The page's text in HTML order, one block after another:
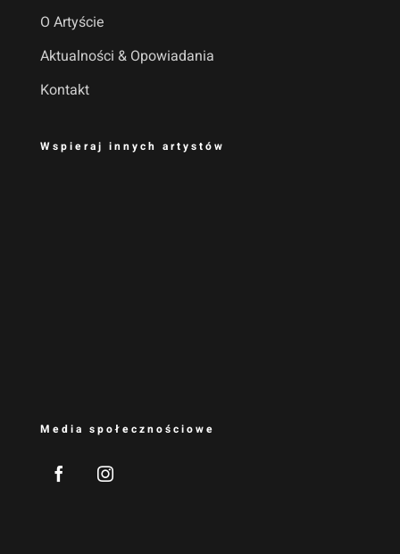
O Artyście
Aktualności & Opowiadania
Kontakt
Wspieraj innych artystów
Media społecznościowe